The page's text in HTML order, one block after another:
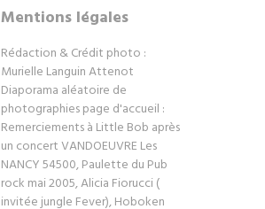
Mentions légales
Rédaction & Crédit photo :
Murielle Languin Attenot
Diaporama aléatoire de
photographies page d'accueil :
Remerciements à Little Bob après
un concert VANDOEUVRE Les
NANCY 54500, Paulette du Pub
rock mai 2005, Alicia Fiorucci (
invitée jungle Fever), Hoboken